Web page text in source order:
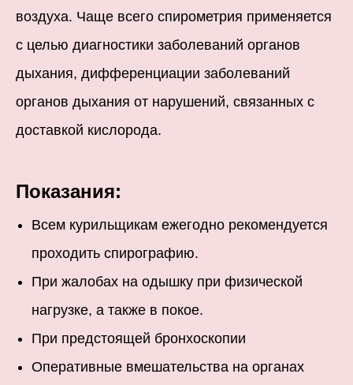
воздуха. Чаще всего спирометрия применяется
с целью диагностики заболеваний органов
дыхания, дифференциации заболеваний
органов дыхания от нарушений, связанных с
доставкой кислорода.
Показания:
Всем курильщикам ежегодно рекомендуется
проходить спирографию.
При жалобах на одышку при физической
нагрузке, а также в покое.
При предстоящей бронхоскопии
Оперативные вмешательства на органах